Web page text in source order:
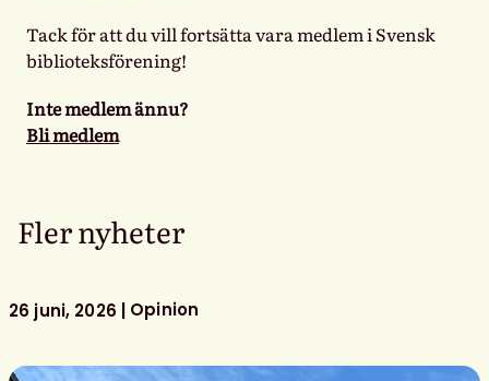
Tack för att du vill fortsätta vara medlem i Svensk
biblioteksförening!
Inte medlem ännu?
Bli medlem
Fler nyheter
26 juni, 2026 Opinion